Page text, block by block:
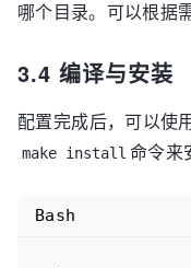
哪个目录。可以根据
3.4 编译与安装
配置完成后，可以使
make install 命令来
Bash